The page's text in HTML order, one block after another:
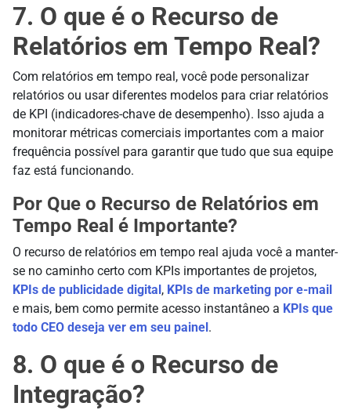
7. O que é o Recurso de
Relatórios em Tempo Real?
Com relatórios em tempo real, você pode personalizar
relatórios ou usar diferentes modelos para criar relatórios
de KPI (indicadores-chave de desempenho). Isso ajuda a
monitorar métricas comerciais importantes com a maior
frequência possível para garantir que tudo que sua equipe
faz está funcionando.
Por Que o Recurso de Relatórios em
Tempo Real é Importante?
O recurso de relatórios em tempo real ajuda você a manter-
se no caminho certo com KPIs importantes de projetos,
KPIs de publicidade digital, KPIs de marketing por e-mail
e mais, bem como permite acesso instantâneo a KPIs que
todo CEO deseja ver em seu painel.
8. O que é o Recurso de
Integração?